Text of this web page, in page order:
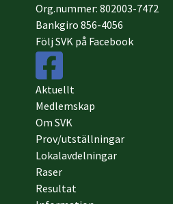
Org.nummer: 802003-7472
Bankgiro 856-4056
Följ SVK på Facebook
Aktuellt
Medlemskap
Om SVK
Prov/utställningar
Lokalavdelningar
Raser
Resultat